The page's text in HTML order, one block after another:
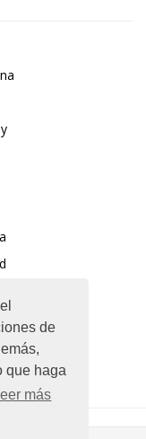
de
que haga
más